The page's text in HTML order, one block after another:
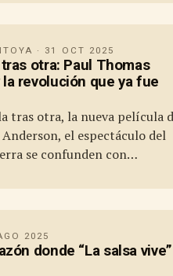
· 31 OCT 2025
otra: Paul Thomas
revolución que ya fue
tras otra, la nueva película
el espectáculo del
se confunden con…
2025
donde “La salsa vive”